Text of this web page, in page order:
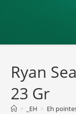
Ryan
23 Gr
> _EH > Eh